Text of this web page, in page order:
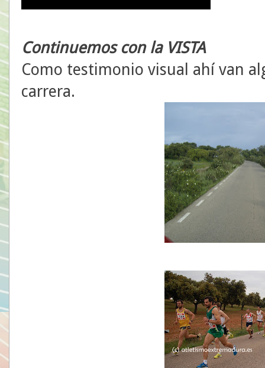
Continuemos con la VISTA
Como testimonio visual ahí van
carrera.